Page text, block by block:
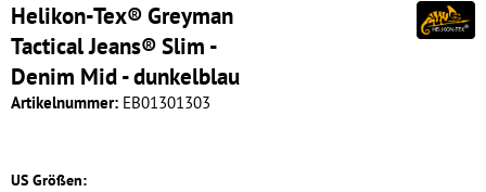
Helikon-Tex® Greyman
Tactical Jeans® Slim -
Denim Mid - dunkelblau
Artikelnummer: EB01301303
US Größen: